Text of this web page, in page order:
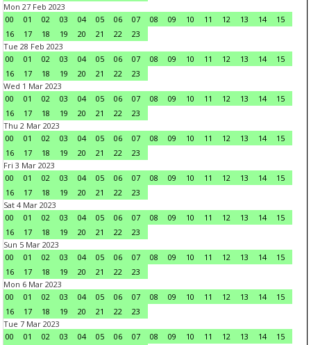
Mon 27 Feb 2023
00
01 02 03 04 05 06 07 08 09 10 11 12 13 14
15
16
17 18 19 20 21 22
23
Tue 28 Feb 2023
00
01 02 03 04 05 06 07 08 09 10 11 12 13 14
15
16
17 18 19 20 21 22
23
Wed 1 Mar 2023
00
01 02 03 04 05 06 07 08 09 10 11 12 13 14
15
16
17 18 19 20 21 22
23
Thu 2 Mar 2023
00
01 02 03 04 05 06 07 08 09 10 11 12 13 14
15
16
17 18 19 20 21 22
23
Fri 3 Mar 2023
00
01 02 03 04 05 06 07 08 09 10 11 12 13 14
15
16
17 18 19 20 21 22
23
Sat 4 Mar 2023
00
01 02 03 04 05 06 07 08 09 10 11 12 13 14
15
16
17 18 19 20 21 22
23
Sun 5 Mar 2023
00
01 02 03 04 05 06 07 08 09 10 11 12 13 14
15
16
17 18 19 20 21 22
23
Mon 6 Mar 2023
00
01 02 03 04 05 06 07 08 09 10 11 12 13 14
15
16
17 18 19 20 21 22
23
Tue 7 Mar 2023
00
01 02 03 04 05 06 07 08 09 10 11 12 13 14
15